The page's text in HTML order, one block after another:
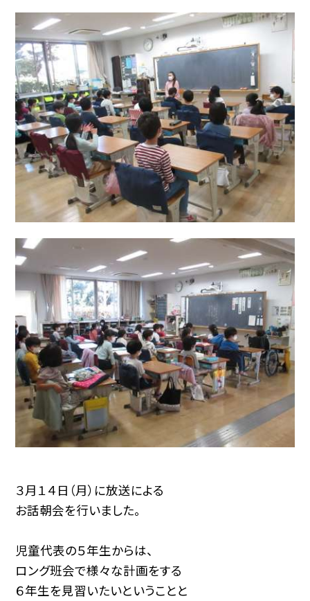
３月１４日（月）に放送による
お話朝会を行いました。
児童代表の５年生からは、
ロング班会で様々な計画をする
６年生を見習いたいということと